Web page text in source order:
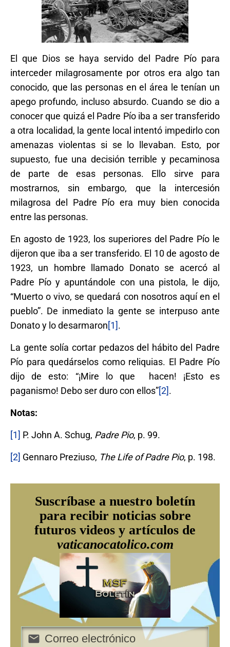
El que Dios se haya servido del Padre Pío para
interceder milagrosamente por otros era algo tan
conocido, que las personas en el área le tenían un
apego profundo, incluso absurdo. Cuando se dio a
conocer que quizá el Padre Pío iba a ser transferido
a otra localidad, la gente local intentó impedirlo con
amenazas violentas si se lo llevaban. Esto, por
supuesto, fue una decisión terrible y pecaminosa
de parte de esas personas. Ello sirve para
mostrarnos, sin embargo, que la intercesión
milagrosa del Padre Pío era muy bien conocida
entre las personas.
En agosto de 1923, los superiores del Padre Pío le
dijeron que iba a ser transferido. El 10 de agosto de
1923, un hombre llamado Donato se acercó al
Padre Pío y apuntándole con una pistola, le dijo,
“Muerto o vivo, se quedará con nosotros aquí en el
pueblo”. De inmediato la gente se interpuso ante
Donato y lo desarmaron[1].
La gente solía cortar pedazos del hábito del Padre
Pío para quedárselos como reliquias. El Padre Pío
dijo de esto: “¡Mire lo que hacen! ¡Esto es
paganismo! Debo ser duro con ellos”[2].
Notas:
[1] P. John A. Schug, Padre Pio, p. 99.
[2] Gennaro Preziuso, The Life of Padre Pio, p. 198.
Suscríbase a nuestro boletín
para recibir noticias sobre
futuros videos y artículos de
vaticanocatolico.com